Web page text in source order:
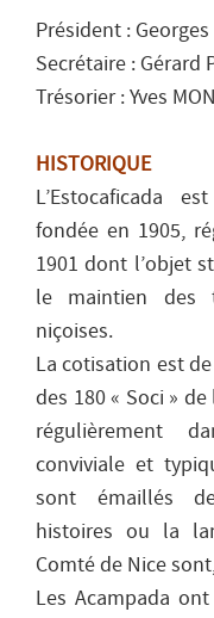
Président : Georges
Secrétaire : Gérard
Trésorier : Yves
HISTORIQUE
L’Estocaficada
fondée en 1905,
1901 dont l’objet
le maintien des
niçoises.
La cotisation est
des 180 « Soci »
régulièrement
conviviale et
sont émaillés
histoires ou la
Comté de Nice
Les Acampada